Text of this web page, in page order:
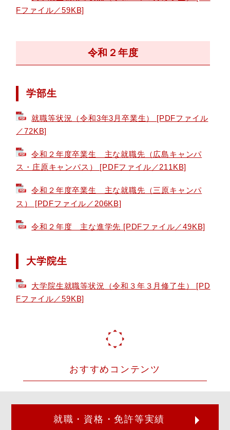
Fファイル／59KB]
令和２年度
学部生
就職等状況（令和3年3月卒業生） [PDFファイル
／72KB]
令和２年度卒業生 主な就職先（広島キャンパ
ス・庄原キャンパス） [PDFファイル／211KB]
令和２年度卒業生 主な就職先（三原キャンパ
ス） [PDFファイル／206KB]
令和２年度 主な進学先 [PDFファイル／49KB]
大学院生
大学院生就職等状況（令和３年３月修了生） [PD
Fファイル／59KB]
おすすめコンテンツ
就職・資格・免許等実績